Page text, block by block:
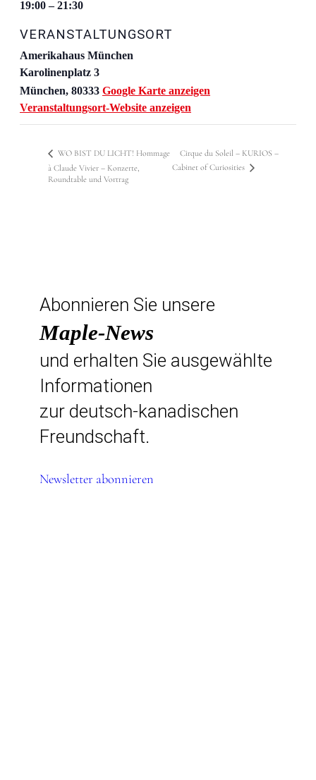
19:00 – 21:30
VERANSTALTUNGSORT
Amerikahaus München
Karolinenplatz 3
München, 80333 Google Karte anzeigen
Veranstaltungsort-Website anzeigen
WO BIST DU LICHT! Hommage
à Claude Vivier – Konzerte,
Roundtable und Vortrag
Cirque du Soleil – KURIOS –
Cabinet of Curiosities
Abonnieren Sie unsere
Maple-News
und erhalten Sie ausgewählte
Informationen
zur deutsch-kanadischen
Freundschaft.
Newsletter abonnieren